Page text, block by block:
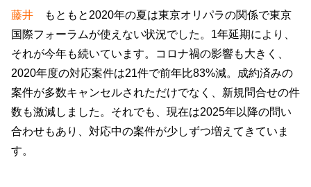
藤井 もともと2020年の夏は東京オリパラの関係で東京
国際フォーラムが使えない状況でした。1年延期により、
それが今年も続いています。コロナ禍の影響も大きく、
2020年度の対応案件は21件で前年比83%減。成約済みの
案件が多数キャンセルされただけでなく、新規問合せの件
数も激減しました。それでも、現在は2025年以降の問い
合わせもあり、対応中の案件が少しずつ増えてきていま
す。